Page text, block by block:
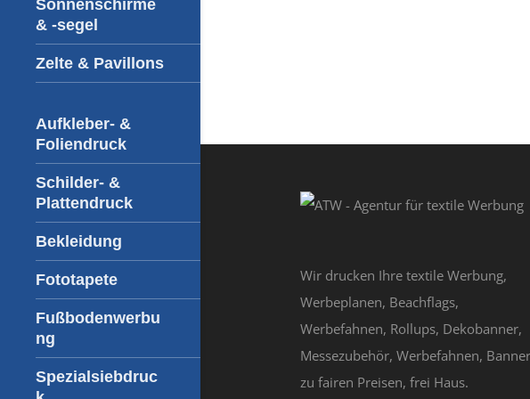
Sonnenschirme
& -segel
Zelte & Pavillons
Aufkleber- &
Foliendruck
Schilder- &
Plattendruck
Bekleidung
Fototapete
Fußbodenwerbu
ng
Spezialsiebdruc
Wir drucken Ihre textile Werbung,
Werbeplanen, Beachflags,
Werbefahnen, Rollups, Dekobanner,
Messezubehör, Werbefahnen, Banner
zu fairen Preisen, frei Haus.